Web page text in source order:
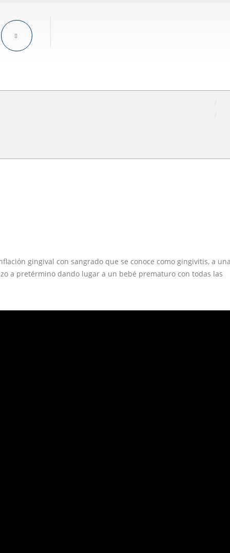
gingival con sangrado que se conoce como gingivitis, a
a pretérmino dando lugar a un bebé prematuro con todas las